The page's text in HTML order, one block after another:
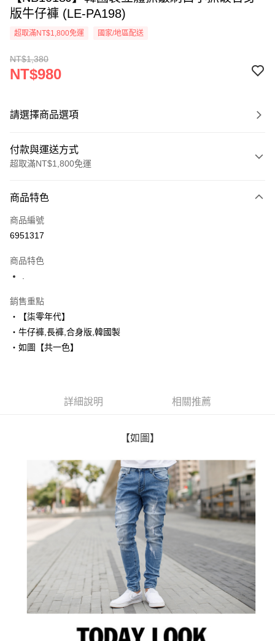
版牛仔褲 (LE-PA198)
超取滿NT$1,800免運 國家/地區配送
NT$1,380
NT$980
請選擇商品選項
付款與運送方式
超取滿NT$1,800免運
信用卡一次付款
超商取貨付款
街口支付
悠遊付
Google Pay
AFTEE先享後付是「在收到商品之後才付款」的支付方式。 讓您購物簡單
２．便利：只要手機號碼，簡訊認證，即可結帳。
【「AFTEE先享後付」結帳流程】
１．於結帳方式選擇「AFTEE先享後付」後，將跳轉至「AFTEE先享後付」
結帳頁面，進行簡訊認證並確認金額後，即可完成結帳。
２．訂單成立數日內，您將收到繳費通知簡訊。
３．收到繳費通知簡訊後14天內，點擊此簡訊中的連結，可透過四大超商／
ATM／網路銀行／等多元方式進行付款，方視為交易完成。
※ 請注意：結帳手續完成當下不需立刻繳費，但若您需要取消訂單，請聯絡
購買商品的店家。未經商家同意取消之訂單仍視為有效，需透過AFTEE先享
※ 交易是否成功請以「AFTEE先享後付 」之結帳頁面顯示為準，若有關於
是否繳費成功／繳費後需取消欲退款等相關疑問，請聯繫「AFTEE先享後付
客戶支援中心」
https://netprotections.freshdesk.com/support/home
【注意事項】
１．透過由恩沛科技股份有限公司提供之「AFTEE先享後付」服務完成之交
易，需依本服務之必要範圍內提供個人資料，並將交易相關給付款項請求債
每筆NT$80，滿NT$1,800(含以上)免運費
先付款後全家取貨
每筆NT$80，滿NT$1,800(含以上)免運費
7-11付款取貨
每筆NT$80，滿NT$1,800(含以上)免運費
先付款後7-11取貨
每筆NT$80，滿NT$1,800(含以上)免運費
每筆NT$120，滿NT$3,000(含以上)免運費
商品特色
商品編號
6951317
商品特色
銷售重點
‧【柒零年代】
‧牛仔褲,長褲,合身版,韓國製
‧如圖【共一色】
詳細說明 相關推薦
【如圖】